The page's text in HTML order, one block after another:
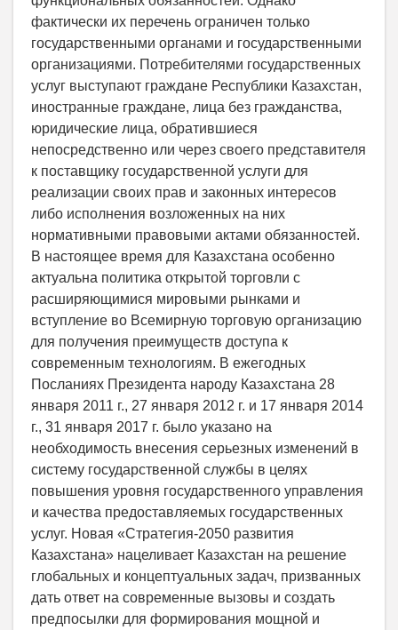
фактически их перечень ограничен только
государственными органами и государственными
организациями. Потребителями государственных
услуг выступают граждане Республики Казахстан,
иностранные граждане, лица без гражданства,
юридические лица, обратившиеся
непосредственно или через своего представителя
к поставщику государственной услуги для
реализации своих прав и законных интересов
либо исполнения возложенных на них
нормативными правовыми актами обязанностей.
В настоящее время для Казахстана особенно
актуальна политика открытой торговли с
расширяющимися мировыми рынками и
вступление во Всемирную торговую организацию
для получения преимуществ доступа к
современным технологиям. В ежегодных
Посланиях Президента народу Казахстана 28
января 2011 г., 27 января 2012 г. и 17 января 2014
г., 31 января 2017 г. было указано на
необходимость внесения серьезных изменений в
систему государственной службы в целях
повышения уровня государственного управления
и качества предоставляемых государственных
услуг. Новая «Стратегия-2050 развития
Казахстана» нацеливает Казахстан на решение
глобальных и концептуальных задач, призванных
дать ответ на современные вызовы и создать
предпосылки для формирования мощной и